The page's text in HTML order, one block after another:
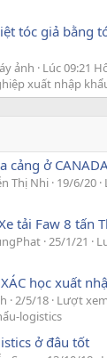
tóc giả bằng
ảnh
Lúc 09:21
xuất nhập
cảng ở
Thị Nhi 19/6/20
tải Faw 8 tấn
25/1/21
học xuất
2/5/18 Lượt
logistics
ở đâu tốt